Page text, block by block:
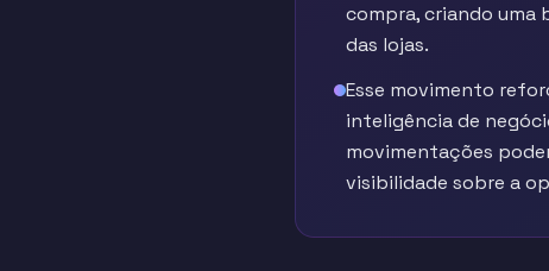
compra, criando uma
das lojas.
Esse movimento
inteligência de
movimentações
visibilidade sobre a